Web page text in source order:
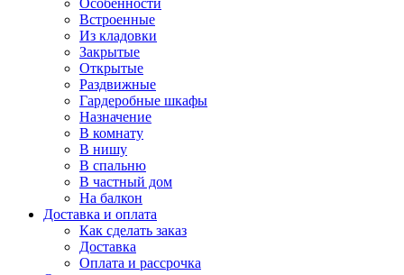
Особенности
Встроенные
Из кладовки
Закрытые
Открытые
Раздвижные
Гардеробные шкафы
Назначение
В комнату
В нишу
В спальню
В частный дом
На балкон
Доставка и оплата
Как сделать заказ
Доставка
Оплата и рассрочка